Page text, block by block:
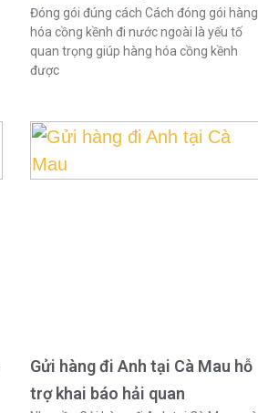
Đóng gói đúng cách Cách đóng gói hàng
hóa cồng kềnh đi nước ngoài là yếu tố
quan trọng giúp hàng hóa cồng kềnh
được
Gửi hàng đi Anh tại Cà Mau hỗ
trợ khai báo hải quan